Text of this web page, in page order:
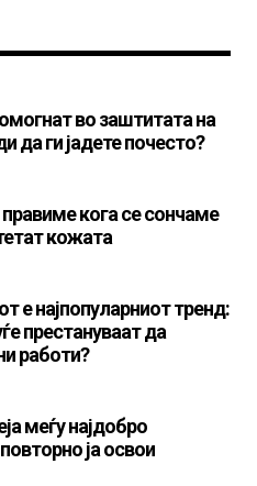
во заштитата на
да ги јадете почесто?
кога се сончаме
кожата
е најпопуларниот тренд:
престануваат да
работи?
меѓу најдобро
ја освои